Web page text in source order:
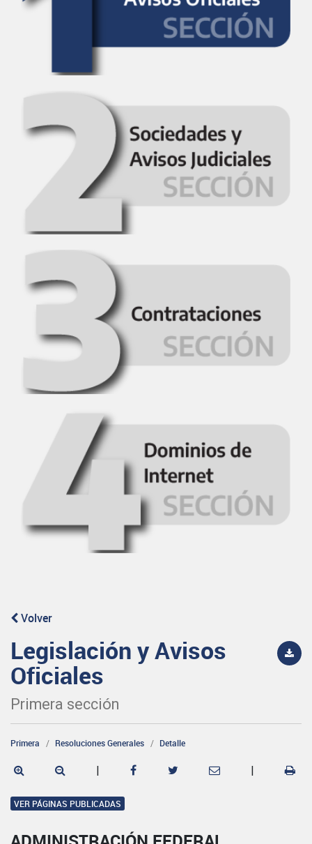
Volver
Legislación y Avisos
Oficiales
Primera sección
Primera Resoluciones Generales Detalle
| |
VER PÁGINAS PUBLICADAS